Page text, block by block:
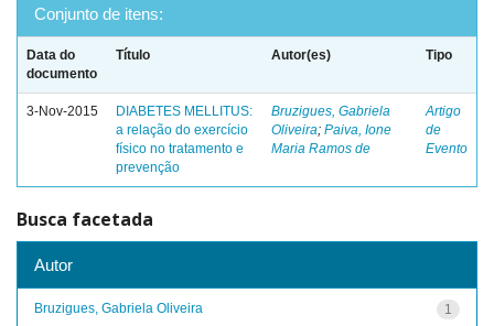
Conjunto de itens:
Data do
documento
Título Autor(es) Tipo
3-Nov-2015
DIABETES MELLITUS:
a relação do exercício
físico no tratamento e
prevenção
Bruzigues, Gabriela
Oliveira; Paiva, Ione
Maria Ramos de
Artigo
de
Evento
Busca facetada
Autor
1
Bruzigues, Gabriela Oliveira